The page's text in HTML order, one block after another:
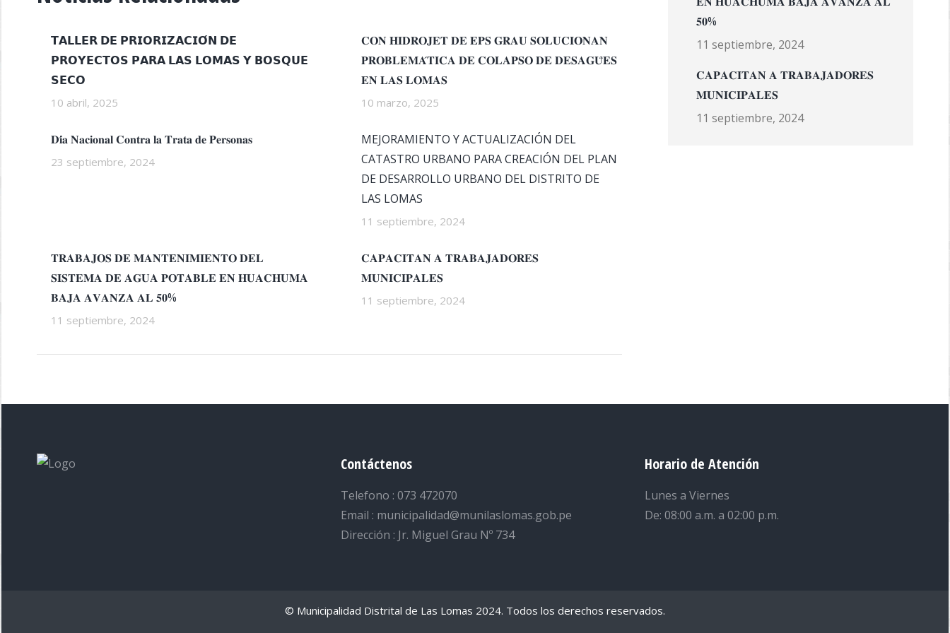
𝗧𝗔𝗟𝗟𝗘𝗥 𝗗𝗘 𝗣𝗥𝗜𝗢𝗥𝗜𝗭𝗔𝗖𝗜𝗢́𝗡 𝗗𝗘
𝗣𝗥𝗢𝗬𝗘𝗖𝗧𝗢𝗦 𝗣𝗔𝗥𝗔 𝗟𝗔𝗦 𝗟𝗢𝗠𝗔𝗦 𝗬 𝗕𝗢𝗦𝗤𝗨𝗘
𝗦𝗘𝗖𝗢
10 abril, 2025
𝐂𝐎𝐍 𝐇𝐈𝐃𝐑𝐎𝐉𝐄𝐓 𝐃𝐄 𝐄𝐏𝐒 𝐆𝐑𝐀𝐔 𝐒𝐎𝐋𝐔𝐂𝐈𝐎𝐍𝐀𝐍
𝐏𝐑𝐎𝐁𝐋𝐄𝐌𝐀́𝐓𝐈𝐂𝐀 𝐃𝐄 𝐂𝐎𝐋𝐀𝐏𝐒𝐎 𝐃𝐄 𝐃𝐄𝐒𝐀𝐆𝐔̈𝐄𝐒
𝐄𝐍 𝐋𝐀𝐒 𝐋𝐎𝐌𝐀𝐒
10 marzo, 2025
𝐃𝐢́𝐚 𝐍𝐚𝐜𝐢𝐨𝐧𝐚𝐥 𝐂𝐨𝐧𝐭𝐫𝐚 𝐥𝐚 𝐓𝐫𝐚𝐭𝐚 𝐝𝐞 𝐏𝐞𝐫𝐬𝐨𝐧𝐚𝐬
23 septiembre, 2024
MEJORAMIENTO Y ACTUALIZACIÓN DEL
CATASTRO URBANO PARA CREACIÓN DEL PLAN
DE DESARROLLO URBANO DEL DISTRITO DE
LAS LOMAS
11 septiembre, 2024
𝐓𝐑𝐀𝐁𝐀𝐉𝐎𝐒 𝐃𝐄 𝐌𝐀𝐍𝐓𝐄𝐍𝐈𝐌𝐈𝐄𝐍𝐓𝐎 𝐃𝐄𝐋
𝐒𝐈𝐒𝐓𝐄𝐌𝐀 𝐃𝐄 𝐀𝐆𝐔𝐀 𝐏𝐎𝐓𝐀𝐁𝐋𝐄 𝐄𝐍 𝐇𝐔𝐀𝐂𝐇𝐔𝐌𝐀
𝐁𝐀𝐉𝐀 𝐀𝐕𝐀𝐍𝐙𝐀 𝐀𝐋 𝟓𝟎%
11 septiembre, 2024
𝐂𝐀𝐏𝐀𝐂𝐈𝐓𝐀𝐍 𝐀 𝐓𝐑𝐀𝐁𝐀𝐉𝐀𝐃𝐎𝐑𝐄𝐒
𝐌𝐔𝐍𝐈𝐂𝐈𝐏𝐀𝐋𝐄𝐒
11 septiembre, 2024
𝟓𝟎%
11 septiembre, 2024
𝐂𝐀𝐏𝐀𝐂𝐈𝐓𝐀𝐍 𝐀 𝐓𝐑𝐀𝐁𝐀𝐉𝐀𝐃𝐎𝐑𝐄𝐒
𝐌𝐔𝐍𝐈𝐂𝐈𝐏𝐀𝐋𝐄𝐒
11 septiembre, 2024
Contáctenos
Telefono : 073 472070
Email : municipalidad@munilaslomas.gob.pe
Dirección : Jr. Miguel Grau Nº 734
Horario de Atención
Lunes a Viernes
De: 08:00 a.m. a 02:00 p.m.
© Municipalidad Distrital de Las Lomas 2024. Todos los derechos reservados.